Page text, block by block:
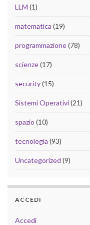
LLM (1)
matematica (19)
programmazione(78)
scienze(17)
security(15)
Sistemi Operativi(21)
spazio (10)
tecnologia (93)
Uncategorized (9)
ACCEDI
Accedi